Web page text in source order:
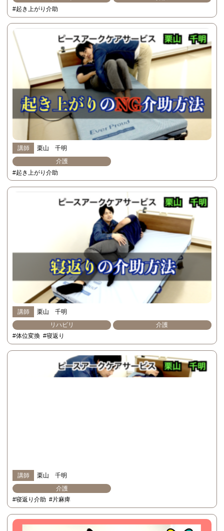
#起き上がり介助
講師
栗山 千明
介護
#起き上がり介助
講師
栗山 千明
リハビリ
介護
#体位変換 #寝返り
講師
栗山 千明
介護
#寝返り介助 #片麻痺